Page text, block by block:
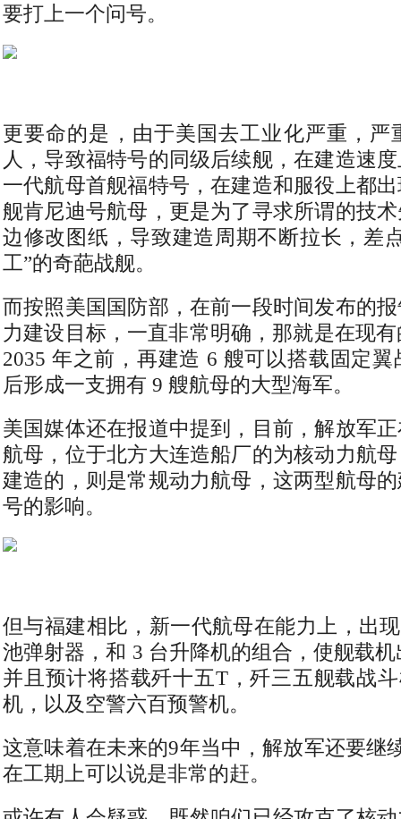
要打上一个问号。
更要命的是，由于美国去工业化严重，严
人，导致福特号的同级后续舰，在建造速
一代航母首舰福特号，在建造和服役上都
舰肯尼迪号航母，更是为了寻求所谓的技
边修改图纸，导致建造周期不断拉长，差
工”的奇葩战舰。
而按照美国国防部，在前一段时间发布的
力建设目标，一直非常明确，那就是在现
2035 年之前，再建造 6 艘可以搭载固定
后形成一支拥有 9 艘航母的大型海军。
美国媒体还在报道中提到，目前，解放军
航母，位于北方大连造船厂的为核动力航
建造的，则是常规动力航母，这两型航母
号的影响。
但与福建相比，新一代航母在能力上，出
池弹射器，和 3 台升降机的组合，使舰载
并且预计将搭载歼十五T，歼三五舰载战
机，以及空警六百预警机。
这意味着在未来的9年当中，解放军还要继
在工期上可以说是非常的赶。